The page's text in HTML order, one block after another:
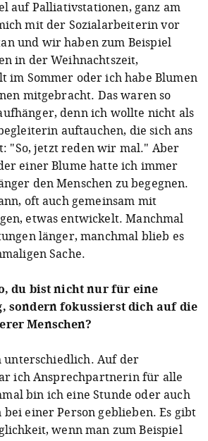
auf Palliativstationen, ganz am
mit der Sozialarbeiterin vor
und wir haben zum Beispiel
in der Weihnachtszeit,
im Sommer oder ich habe Blumen
mitgebracht. Das waren so
denn ich wollte nicht als
auftauchen, die sich ans
"So, jetzt reden wir mal." Aber
einer Blume hatte ich immer
den Menschen zu begegnen.
oft auch gemeinsam mit
etwas entwickelt. Manchmal
länger, manchmal blieb es
Sache.
du bist nicht nur für eine
sondern fokussierst dich auf die
Menschen?
unterschiedlich. Auf der
ich Ansprechpartnerin für alle
bin ich eine Stunde oder auch
einer Person geblieben. Es gibt
wenn man zum Beispiel